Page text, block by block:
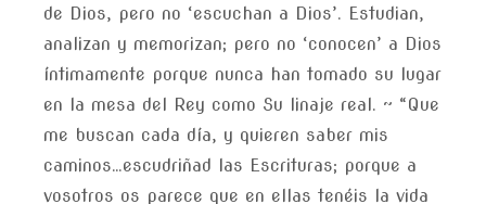
de Dios, pero no ‘escuchan a Dios’. Estudian,
analizan y memorizan; pero no ‘conocen’ a Dios
íntimamente porque nunca han tomado su lugar
en la mesa del Rey como Su linaje real. ~ “Que
me buscan cada día, y quieren saber mis
caminos…escudriñad las Escrituras; porque a
vosotros os parece que en ellas tenéis la vida